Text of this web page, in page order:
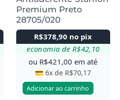
Premium Preto
28705/020
R$378,90 no pix
economia de R$42,10
ou R$421,00 em até
💳 6x de R$70,17
Adicionar ao carrinho